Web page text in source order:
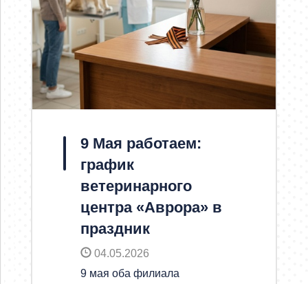
9 Мая работаем:
график
ветеринарного
центра «Аврора» в
праздник
04.05.2026
9 мая оба филиала